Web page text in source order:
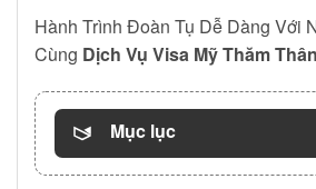
Hành Trình Đoàn Tụ Dễ Dàng Với
Cùng Dịch Vụ Visa Mỹ Thăm Thân
Mục lục